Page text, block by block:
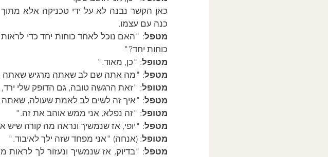
כנה עם עצמו.
מטפל
כוחות יחד?"
מטופל: "כן, מאוד."
מטפל: "מה אתה שם לב שאתה מרגיש שאתה
מטופל: "זאת הרגשה טובה, גם הדופק שלי
מטפל: "איך זה לשים לב לאמת שעולה, שאתה
מטופל: "זה נפלא, אני ממש אוהב את זה."
מטפל: "יופי, אז שנמשיך ונראה מה קורה
מטופל: (אנחה) "אני מפחד שזה ילך לאיבוד."
מטפל